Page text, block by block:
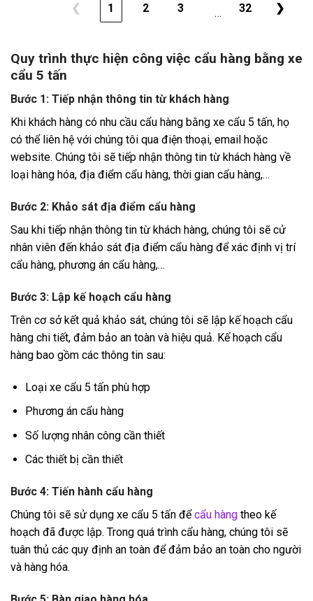
❮ 1 2 3 … 32 ❯
Quy trình thực hiện công việc cẩu hàng bằng xe
cẩu 5 tấn
Bước 1: Tiếp nhận thông tin từ khách hàng
Khi khách hàng có nhu cầu cẩu hàng bằng xe cẩu 5 tấn, họ
có thể liên hệ với chúng tôi qua điện thoại, email hoặc
website. Chúng tôi sẽ tiếp nhận thông tin từ khách hàng về
loại hàng hóa, địa điểm cẩu hàng, thời gian cẩu hàng,…
Bước 2: Khảo sát địa điểm cẩu hàng
Sau khi tiếp nhận thông tin từ khách hàng, chúng tôi sẽ cử
nhân viên đến khảo sát địa điểm cẩu hàng để xác định vị trí
cẩu hàng, phương án cẩu hàng,…
Bước 3: Lập kế hoạch cẩu hàng
Trên cơ sở kết quả khảo sát, chúng tôi sẽ lập kế hoạch cẩu
hàng chi tiết, đảm bảo an toàn và hiệu quả. Kế hoạch cẩu
hàng bao gồm các thông tin sau:
Loại xe cẩu 5 tấn phù hợp
Phương án cẩu hàng
Số lượng nhân công cần thiết
Các thiết bị cần thiết
Bước 4: Tiến hành cẩu hàng
Chúng tôi sẽ sử dụng xe cẩu 5 tấn đểcẩu hàng theo kế
hoạch đã được lập. Trong quá trình cẩu hàng, chúng tôi sẽ
tuân thủ các quy định an toàn để đảm bảo an toàn cho người
và hàng hóa.